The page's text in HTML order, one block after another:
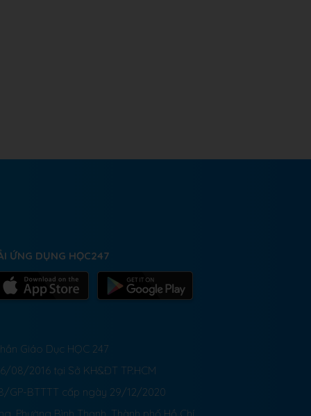
ỨNG DỤNG HỌC247
Giáo Dục HỌC 247
08/2016 tại Sở KH&ĐT TP.HCM
GP-BTTTT cấp ngày 29/12/2020